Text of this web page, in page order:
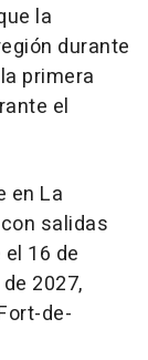
la
durante
primera
el
en La
salidas
16 de
2027,
de-